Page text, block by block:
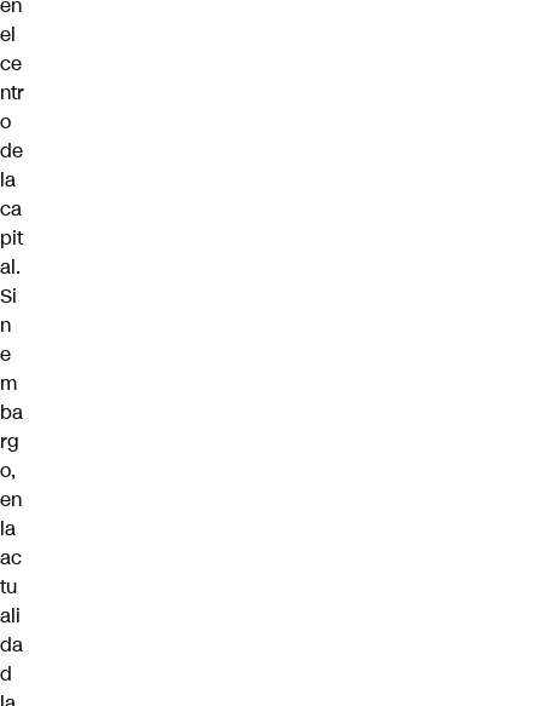
el
ce
ntr
o
de
la
ca
pit
al.
Si
n
e
m
ba
rg
o,
en
la
ac
tu
ali
da
d